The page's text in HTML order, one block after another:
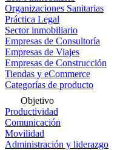
Organizaciones Sanitarias
Práctica Legal
Sector inmobiliario
Empresas de Consultoría
Empresas de Viajes
Empresas de Construcción
Tiendas y eCommerce
Categorías de producto
Objetivo
Productividad
Comunicación
Movilidad
Administración y liderazgo